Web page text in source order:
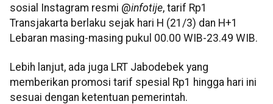
sosial Instagram resmi @infotije, tarif Rp1
Transjakarta berlaku sejak hari H (21/3) dan H+1
Lebaran masing-masing pukul 00.00 WIB-23.49 WIB.
Lebih lanjut, ada juga LRT Jabodebek yang
memberikan promosi tarif spesial Rp1 hingga hari ini
sesuai dengan ketentuan pemerintah.